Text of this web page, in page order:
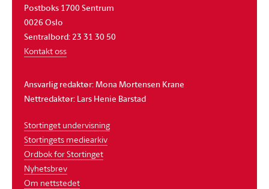
Postboks 1700 Sentrum
0026 Oslo
Sentralbord: 23 31 30 50
Kontakt oss
Ansvarlig redaktør: Mona Mortensen Krane
Nettredaktør: Lars Henie Barstad
Stortinget undervisning
Stortingets mediearkiv
Ordbok for Stortinget
Nyhetsbrev
Om nettstedet